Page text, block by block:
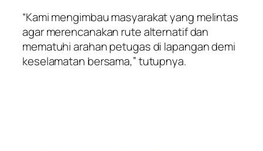
“Kami mengimbau masyarakat yang melintas
agar merencanakan rute alternatif dan
mematuhi arahan petugas di lapangan demi
keselamatan bersama,” tutupnya.